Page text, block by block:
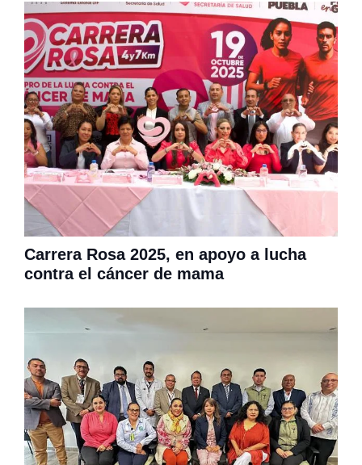
Carrera Rosa 2025, en apoyo a lucha
contra el cáncer de mama